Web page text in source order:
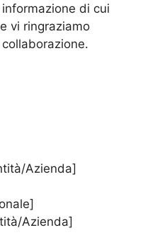
di cui
vi ringraziamo
Azienda]
Azienda]